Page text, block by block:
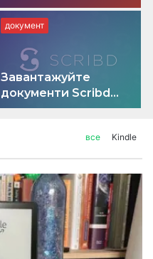
документ
Завантажуйте
документи Scribd
безкоштовно – все
все Kindle